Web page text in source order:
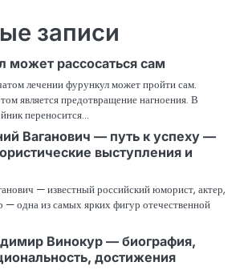
записи
может рассосаться сам
лечении фурункул может пройти сам.
является предотвращение нагноения. В
переносится…
Ваганович — путь к успеху —
выступления и
— известный российский юморист, актер,
— одна из самых ярких фигур отечественной
Винокур — биография,
достижения